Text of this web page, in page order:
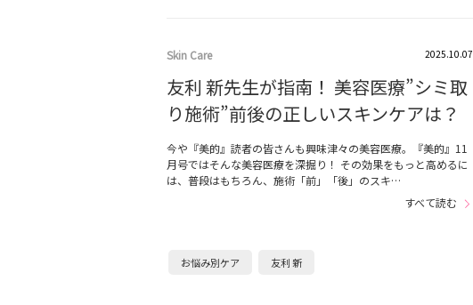
Skin Care 2025.10.07
友利 新先生が指南！ 美容医療”シミ取
り施術”前後の正しいスキンケアは？
今や『美的』読者の皆さんも興味津々の美容医療。『美的』11
月号ではそんな美容医療を深掘り！ その効果をもっと高めるに
は、普段はもちろん、施術「前」「後」のスキ…
すべて読む
お悩み別ケア 友利 新